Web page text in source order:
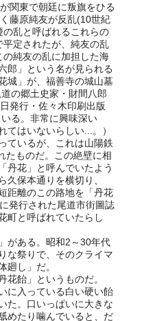
関東で朝廷に叛旗をひる
藤原純友が反乱(10世紀
乱と呼ばれるこれらの
定されたが、純友の乱
純友の乱に加担した海
郎」という名が見られる
城」が、福善寺の城山墓
の郷土史家・財間八郎
発行・佐々木印刷出版
る。非常に興味深い
てはいないらしい...。）
ているが、これは山陽鉄
たものだ。この絶壁に相
丹花」と呼んでいたよう
久保本通りを横切り、
距離のこの路地を「丹花
発行された尾道市街圖誌
町と呼ばれていたらし
がある。昭和2～30年代
な祭りで、そのクライマ
廻し」だ。
花飴」というものだ。
に入っている白い硬い飴
た。口いっぱいに大きな
めたり噛んでいると、だ